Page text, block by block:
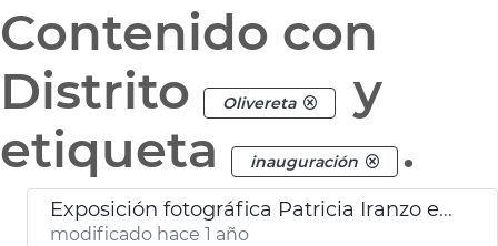
Contenido con
Distrito
Olivereta
y
etiqueta
inauguración .
Exposición fotográfica Patricia Iranzo en el Museo Historia de València
modificado hace 1 año